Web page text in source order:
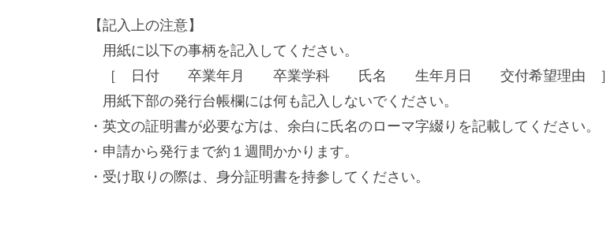
修
得
明
書
に
つ
い
【記入上の注意】
用紙に以下の事柄を記入してください。
［ 日付 卒業年月 卒業学科 氏名 生年月日 交付希望理由 ］
用紙下部の発行台帳欄には何も記入しないでください。
・英文の証明書が必要な方は、余白に氏名のローマ字綴りを記載してください。
・申請から発行まで約１週間かかります。
・受け取りの際は、身分証明書を持参してください。